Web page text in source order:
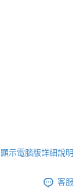
顯示電腦版詳細說明
客服